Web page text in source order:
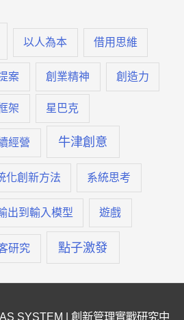
以人為本 借用思維
案 創業精神 創造力
架 星巴克
經營 牛津創意
化創新方法 系統思考
出到輸入模型 遊戲
研究 點子激發
SYSTEM | 創新管理實戰研究中